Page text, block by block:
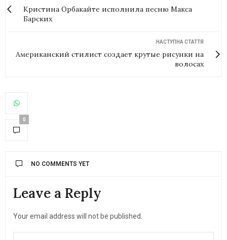
Кристина Орбакайте исполнила песню Макса
Барских
НАСТУПНА СТАТТЯ
Американский стилист создает крутые рисунки на
волосах
0
NO COMMENTS YET
Leave a Reply
Your email address will not be published.